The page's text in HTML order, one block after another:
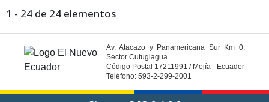
1 - 24 de 24 elementos
Av. Atacazo y Panamericana Sur Km 0,
Sector Cutuglagua
Código Postal 17211991 / Mejía - Ecuador
Teléfono: 593-2-299-2001